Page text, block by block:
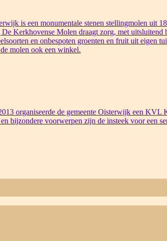
is een monumentale stenen stellingmolen uit
Kerkhovense Molen draagt zorg, met
en onbespoten groenten en fruit uit
molen ook een winkel.
organiseerde de gemeente Oisterwijk een
bijzondere voorwerpen zijn de insteek voor een